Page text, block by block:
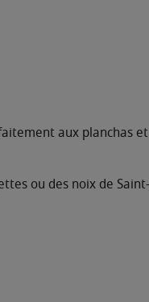
aux planchas
ou des noix de Saint-